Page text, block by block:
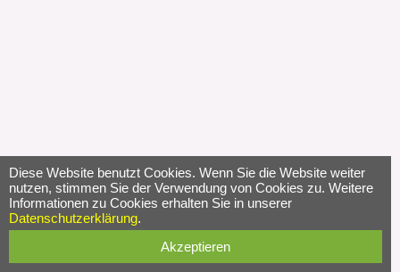
Diese Website benutzt Cookies. Wenn Sie die Website weiter
nutzen, stimmen Sie der Verwendung von Cookies zu. Weitere
Informationen zu Cookies erhalten Sie in unserer
Datenschutzerklärung.
Akzeptieren